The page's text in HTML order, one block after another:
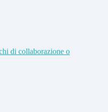
di collaborazione o